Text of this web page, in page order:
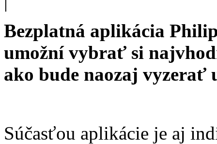
Bezplatná aplikácia
umožní vybrať si
ako bude naozaj vyzerať
Súčasťou aplikácie je aj